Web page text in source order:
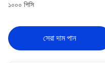
১০০০ পিসি
সেরা দাম পান